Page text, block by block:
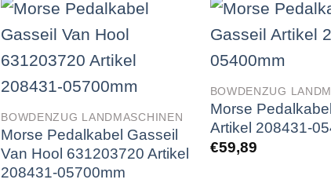
BOWDENZUG LANDMASCHINEN
Morse Pedalkabel Gasseil
Van Hool 631203720 Artikel
208431-05700mm
BOWDENZUG
Morse
Artikel 208431-
€59,89